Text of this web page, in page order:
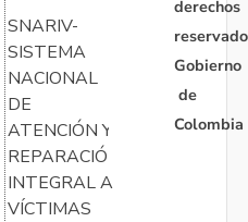
SNARIV-
SISTEMA
NACIONAL
DE
ATENCIÓN Y
REPARACIÓN
INTEGRAL A
VÍCTIMAS
derechos
Gobierno
de
Colombia